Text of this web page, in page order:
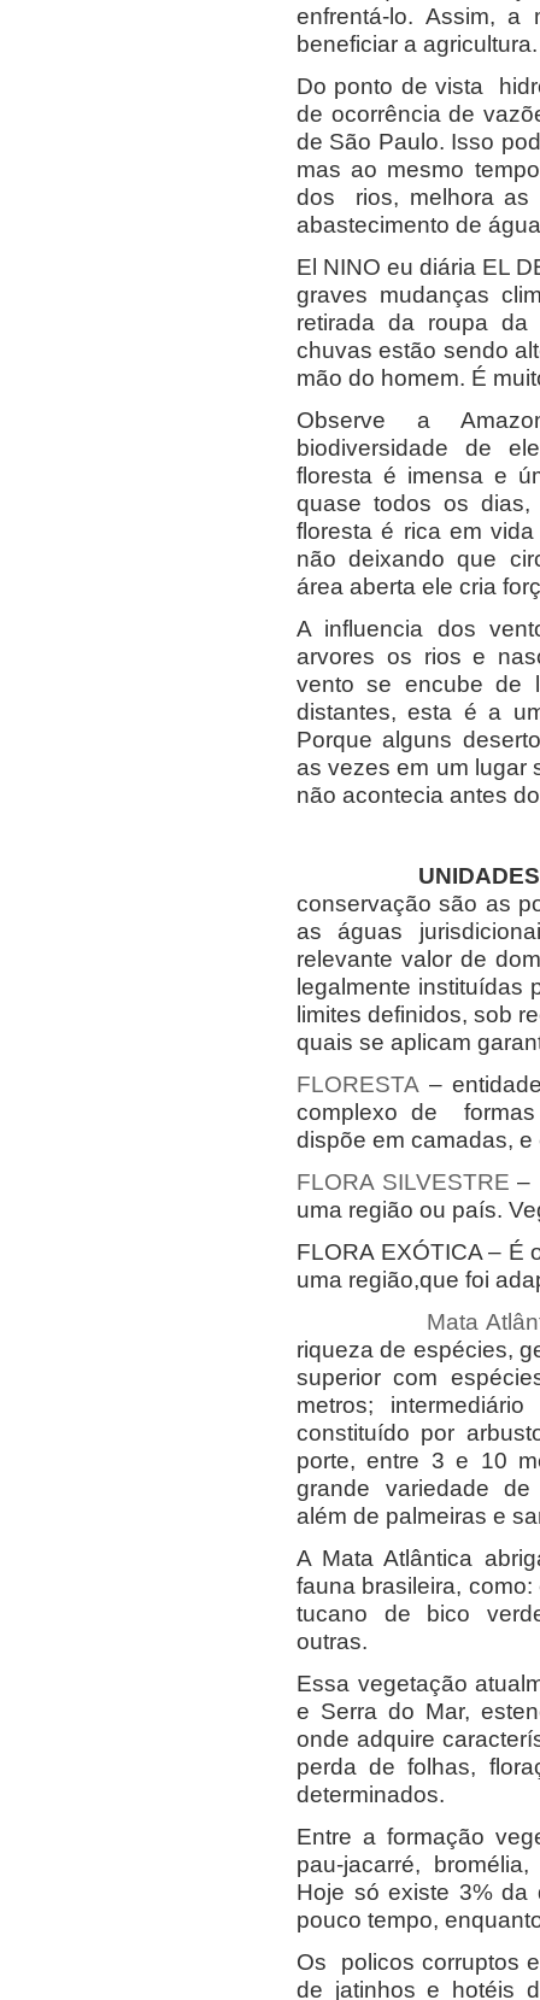
enfrentá-lo. Assim, a
beneficiar a agricultura.
Do ponto de vista
de ocorrência de
de São Paulo. Isso
mas ao mesmo
dos rios, melhora as
abastecimento de
El NINO eu diária EL
graves mudanças
retirada da roupa
chuvas estão sendo
mão do homem. É
Observe a
biodiversidade de
floresta é imensa e
quase todos os
floresta é rica em
não deixando que
área aberta ele cria
A influencia dos
arvores os rios e
vento se encube de
distantes, esta é a
Porque alguns
as vezes em um lugar
não acontecia antes
conservação são as
as águas
relevante valor de
legalmente instituídas
limites definidos, sob
quais se aplicam
FLORESTA –
complexo de formas
dispõe em camadas,
FLORA SILVESTRE –
uma região ou país.
FLORA EXÓTICA – É
uma região,que foi
Mata
riqueza de espécies,
superior com
metros;
constituído por
porte, entre 3 e 10
grande variedade
além de palmeiras e
A Mata Atlântica
fauna brasileira,
tucano de bico
outras.
Essa vegetação
e Serra do Mar,
onde adquire
perda de folhas,
determinados.
Entre a formação
pau-jacarré,
Hoje só existe 3% da
pouco tempo,
Os policos corruptos
de jatinhos e hotéis